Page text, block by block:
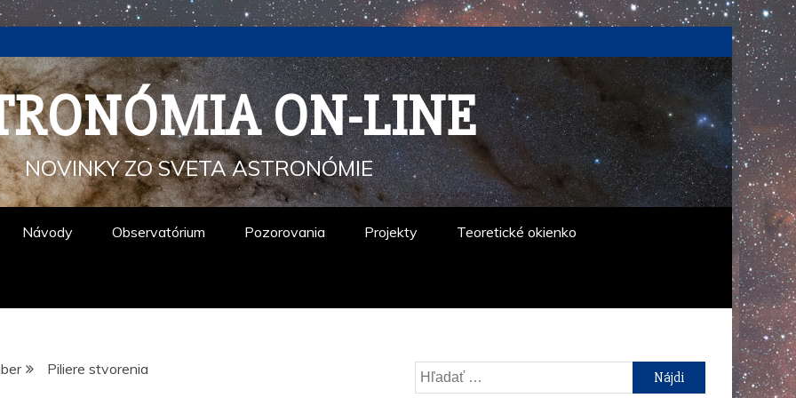
ON-LINE
NOVINKY ZO SVETA ASTRONÓMIE
Návody Observatórium Pozorovania Projekty Teoretické okienko
Piliere stvorenia Hľadať: